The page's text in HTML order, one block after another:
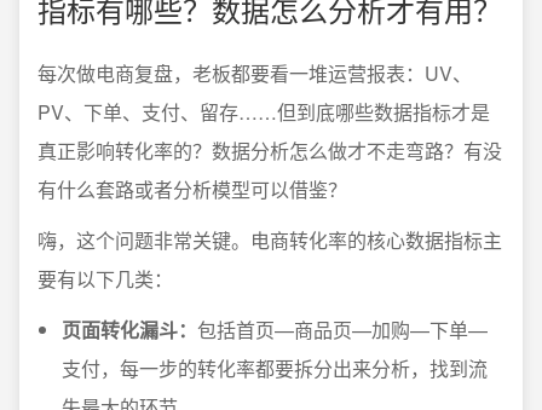
指标有哪些？数据怎么分析才有用？
每次做电商复盘，老板都要看一堆运营报表：UV、
PV、下单、支付、留存……但到底哪些数据指标才是
真正影响转化率的？数据分析怎么做才不走弯路？有没
有什么套路或者分析模型可以借鉴？
嗨，这个问题非常关键。电商转化率的核心数据指标主
要有以下几类：
页面转化漏斗： 包括首页—商品页—加购—下单—
支付，每一步的转化率都要拆分出来分析，找到流